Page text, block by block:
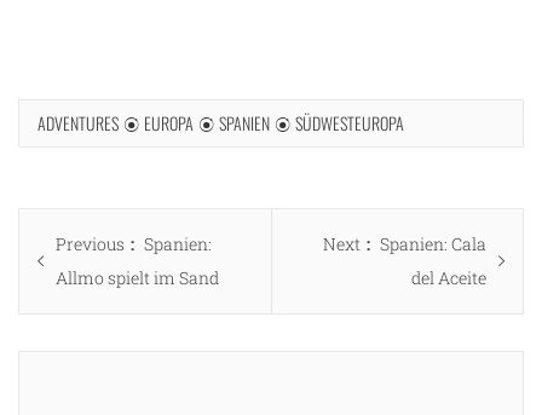
ADVENTURES EUROPA SPANIEN SÜDWESTEUROPA
Beitragsnavigation
Previous
Previous
post:
Spanien:
Allmo spielt im Sand
Next
Next
post:
Spanien: Cala
del Aceite